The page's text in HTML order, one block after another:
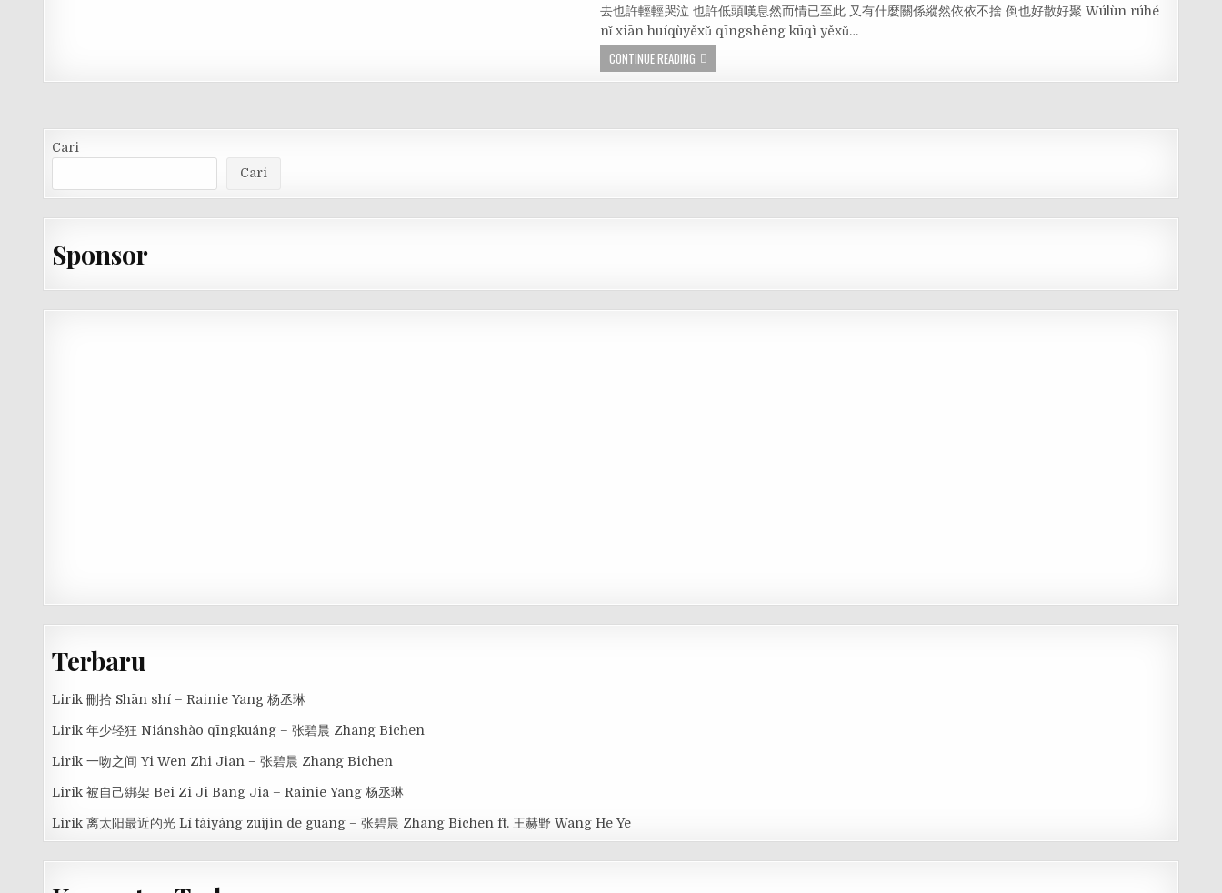
去也許輕輕哭泣 也許低頭嘆息然而情已至此 又有什麼關係縱然依依不捨 倒也好散好聚 Wúlùn rúhé
nǐ xiān huíqùyěxǔ qīngshēng kūqì yěxǔ…
CONTINUE READING
Cari
Cari
Sponsor
Terbaru
Lirik 刪拾 Shān shí – Rainie Yang 杨丞琳
Lirik 年少轻狂 Niánshào qīngkuáng – 张碧晨 Zhang Bichen
Lirik 一吻之间 Yi Wen Zhi Jian – 张碧晨 Zhang Bichen
Lirik 被自己綁架 Bei Zi Ji Bang Jia – Rainie Yang 杨丞琳
Lirik 离太阳最近的光 Lí tàiyáng zuìjìn de guāng – 张碧晨 Zhang Bichen ft. 王赫野 Wang He Ye